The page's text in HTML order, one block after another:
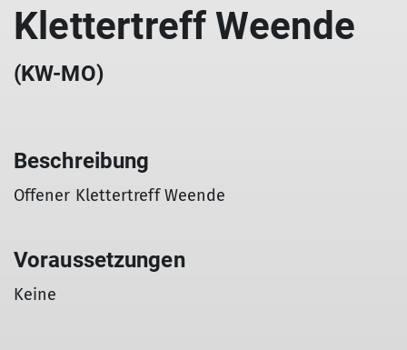
Klettertreff Weende
(KW-MO)
Beschreibung
Offener Klettertreff Weende
Voraussetzungen
Keine